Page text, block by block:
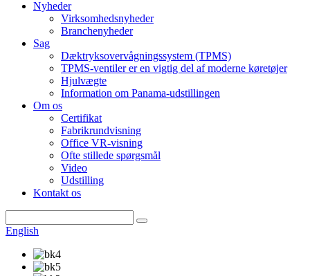
Nyheder
Virksomhedsnyheder
Branchenyheder
Sag
Dæktryksovervågningssystem (TPMS)
TPMS-ventiler er en vigtig del af moderne køretøjer
Hjulvægte
Information om Panama-udstillingen
Om os
Certifikat
Fabrikrundvisning
Office VR-visning
Ofte stillede spørgsmål
Video
Udstilling
Kontakt os
English